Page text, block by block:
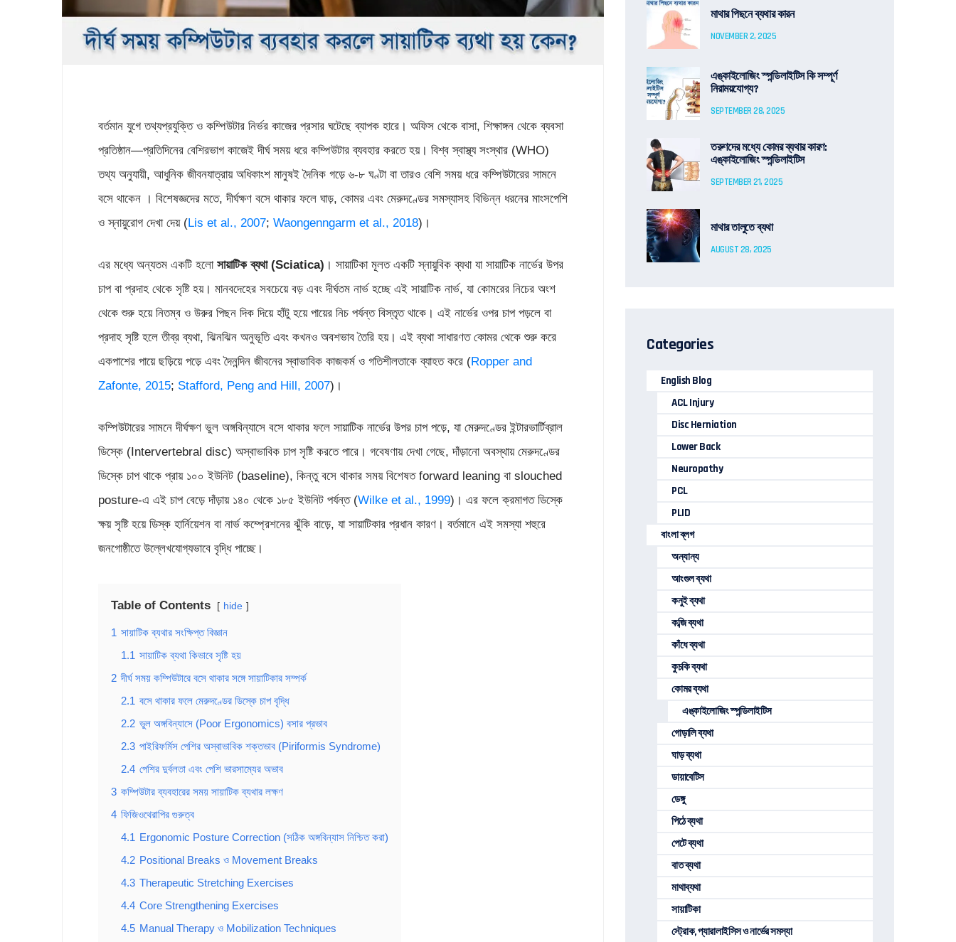
বর্তমান যুগে তথ্যপ্রযুক্তি ও কম্পিউটার নির্ভর কাজের প্রসার ঘটেছে ব্যাপক হারে। অফিস থেকে বাসা, শিক্ষাঙ্গন থেকে ব্যবসা
প্রতিষ্ঠান—প্রতিদিনের বেশিরভাগ কাজেই দীর্ঘ সময় ধরে কম্পিউটার ব্যবহার করতে হয়। বিশ্ব স্বাস্থ্য সংস্থার (WHO)
তথ্য অনুযায়ী, আধুনিক জীবনযাত্রায় অধিকাংশ মানুষই দৈনিক গড়ে ৬-৮ ঘণ্টা বা তারও বেশি সময় ধরে কম্পিউটারের সামনে
বসে থাকেন । বিশেষজ্ঞদের মতে, দীর্ঘক্ষণ বসে থাকার ফলে ঘাড়, কোমর এবং মেরুদণ্ডের সমস্যাসহ বিভিন্ন ধরনের মাংসপেশি
ও স্নায়ুরোগ দেখা দেয় (Lis et al., 2007; Waongenngarm et al., 2018)।
এর মধ্যে অন্যতম একটি হলো সায়াটিক ব্যথা (Sciatica) । সায়াটিকা মূলত একটি স্নায়ুবিক ব্যথা যা সায়াটিক নার্ভের উপর
চাপ বা প্রদাহ থেকে সৃষ্টি হয়। মানবদেহের সবচেয়ে বড় এবং দীর্ঘতম নার্ভ হচ্ছে এই সায়াটিক নার্ভ, যা কোমরের নিচের অংশ
থেকে শুরু হয়ে নিতম্ব ও উরুর পিছন দিক দিয়ে হাঁটু হয়ে পায়ের নিচ পর্যন্ত বিস্তৃত থাকে। এই নার্ভের ওপর চাপ পড়লে বা
প্রদাহ সৃষ্টি হলে তীব্র ব্যথা, ঝিনঝিন অনুভূতি এবং কখনও অবশভাব তৈরি হয়। এই ব্যথা সাধারণত কোমর থেকে শুরু করে
একপাশের পায়ে ছড়িয়ে পড়ে এবং দৈনন্দিন জীবনের স্বাভাবিক কাজকর্ম ও গতিশীলতাকে ব্যাহত করে (Ropper and
Zafonte, 2015; Stafford, Peng and Hill, 2007)।
কম্পিউটারের সামনে দীর্ঘক্ষণ ভুল অঙ্গবিন্যাসে বসে থাকার ফলে সায়াটিক নার্ভের উপর চাপ পড়ে, যা মেরুদণ্ডের ইন্টারভার্টিব্রাল
ডিস্কে (Intervertebral disc) অস্বাভাবিক চাপ সৃষ্টি করতে পারে। গবেষণায় দেখা গেছে, দাঁড়ানো অবস্থায় মেরুদণ্ডের
ডিস্কে চাপ থাকে প্রায় ১০০ ইউনিট (baseline), কিন্তু বসে থাকার সময় বিশেষত forward leaning বা slouched
posture-এ এই চাপ বেড়ে দাঁড়ায় ১৪০ থেকে ১৮৫ ইউনিট পর্যন্ত (Wilke et al., 1999)। এর ফলে ক্রমাগত ডিস্কে
ক্ষয় সৃষ্টি হয়ে ডিস্ক হার্নিয়েশন বা নার্ভ কম্প্রেশনের ঝুঁকি বাড়ে, যা সায়াটিকার প্রধান কারণ। বর্তমানে এই সমস্যা শহুরে
জনগোষ্ঠীতে উল্লেখযোগ্যভাবে বৃদ্ধি পাচ্ছে।
Table of Contents hide
1 সায়াটিক ব্যথার সংক্ষিপ্ত বিজ্ঞান
1.1 সায়াটিক ব্যথা কিভাবে সৃষ্টি হয়
2 দীর্ঘ সময় কম্পিউটারে বসে থাকার সঙ্গে সায়াটিকার সম্পর্ক
2.1 বসে থাকার ফলে মেরুদণ্ডের ডিস্কে চাপ বৃদ্ধি
2.2 ভুল অঙ্গবিন্যাসে (Poor Ergonomics) বসার প্রভাব
2.3 পাইরিফর্মিস পেশির অস্বাভাবিক শক্তভাব (Piriformis Syndrome)
2.4 পেশির দুর্বলতা এবং পেশি ভারসাম্যের অভাব
3 কম্পিউটার ব্যবহারের সময় সায়াটিক ব্যথার লক্ষণ
4 ফিজিওথেরাপির গুরুত্ব
4.1 Ergonomic Posture Correction (সঠিক অঙ্গবিন্যাস নিশ্চিত করা)
4.2 Positional Breaks ও Movement Breaks
4.3 Therapeutic Stretching Exercises
4.4 Core Strengthening Exercises
4.5 Manual Therapy ও Mobilization Techniques
মাথার পিছনে ব্যথার কারন
NOVEMBER 2, 2025
এঙ্কাইলোজিং স্পন্ডিলাইটিস কি সম্পূর্ণ
নিরাময়যোগ্য?
SEPTEMBER 28, 2025
তরুণদের মধ্যে কোমর ব্যথার কারণ:
এঙ্কাইলোজিং স্পন্ডিলাইটিস
SEPTEMBER 21, 2025
মাথার তালুতে ব্যথা
AUGUST 28, 2025
Categories
English Blog
ACL Injury
Disc Herniation
Lower Back
Neuropathy
PCL
PLID
বাংলা ব্লগ
অন্যান্য
আংগুল ব্যথা
কনুই ব্যথা
কব্জি ব্যথা
কাঁধে ব্যথা
কুচকি ব্যথা
কোমর ব্যথা
এঙ্কাইলোজিং স্পন্ডিলাইটিস
গোড়ালি ব্যথা
ঘাড় ব্যথা
ডায়াবেটিস
ডেঙ্গু
পিঠে ব্যথা
পেটে ব্যথা
বাত ব্যথা
মাথাব্যথা
সায়াটিকা
স্ট্রোক, প্যারালাইসিস ও নার্ভের সমস্যা